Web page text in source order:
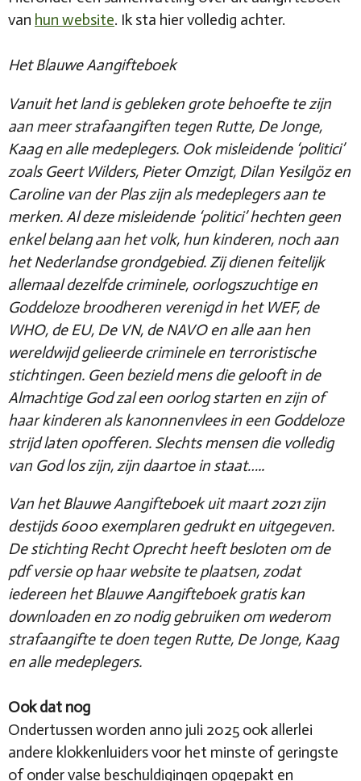
van hun website. Ik sta hier volledig achter.
Het Blauwe Aangifteboek
Vanuit het land is gebleken grote behoefte te zijn
aan meer strafaangiften tegen Rutte, De Jonge,
Kaag en alle medeplegers. Ook misleidende ‘politici’
zoals Geert Wilders, Pieter Omzigt, Dilan Yesilgöz en
Caroline van der Plas zijn als medeplegers aan te
merken. Al deze misleidende ‘politici’ hechten geen
enkel belang aan het volk, hun kinderen, noch aan
het Nederlandse grondgebied. Zij dienen feitelijk
allemaal dezelfde criminele, oorlogszuchtige en
Goddeloze broodheren verenigd in het WEF, de
WHO, de EU, De VN, de NAVO en alle aan hen
wereldwijd gelieerde criminele en terroristische
stichtingen. Geen bezield mens die gelooft in de
Almachtige God zal een oorlog starten en zijn of
haar kinderen als kanonnenvlees in een Goddeloze
strijd laten opofferen. Slechts mensen die volledig
van God los zijn, zijn daartoe in staat…..
Van het Blauwe Aangifteboek uit maart 2021 zijn
destijds 6000 exemplaren gedrukt en uitgegeven.
De stichting Recht Oprecht heeft besloten om de
pdf versie op haar website te plaatsen, zodat
iedereen het Blauwe Aangifteboek gratis kan
downloaden en zo nodig gebruiken om wederom
strafaangifte te doen tegen Rutte, De Jonge, Kaag
en alle medeplegers.
Ook dat nog
Ondertussen worden anno juli 2025 ook allerlei
andere klokkenluiders voor het minste of geringste
of onder valse beschuldigingen opgepakt en